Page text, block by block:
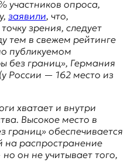
участников опроса,
заявили, что,
зрения, следует
тем в свежем рейтинге
публикуемом
без границ», Германия
России — 162 место из
хватает и внутри
Высокое место в
границ» обеспечивается
на распространение
он не учитывает того,